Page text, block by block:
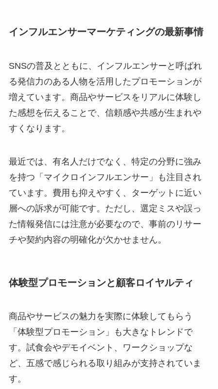
インフルエンサーマーケティングの最新事情
SNSの普及とともに、インフルエンサーと呼ばれ
る発信力のある人物を活用したプロモーションが
増えています。商品やサービスをリアルに体験し
た感想を伝えることで、信頼感や共感が生まれや
すくなります。
最近では、有名人だけでなく、特定の分野に強み
を持つ「マイクロインフルエンサー」も注目され
ています。費用も抑えやすく、ターゲットに近い
層への訴求が可能です。ただし、選定ミスや誤っ
た情報発信には注意が必要なので、事前のリサー
チや契約内容の明確化が欠かせません。
体験型プロモーションと顧客ロイヤルティ
商品やサービスの魅力を実際に体験してもらう
「体験型プロモーション」も大きなトレンドで
す。試食会やデモイベント、ワークショップな
ど、五感で感じられる取り組みが支持されていま
す。